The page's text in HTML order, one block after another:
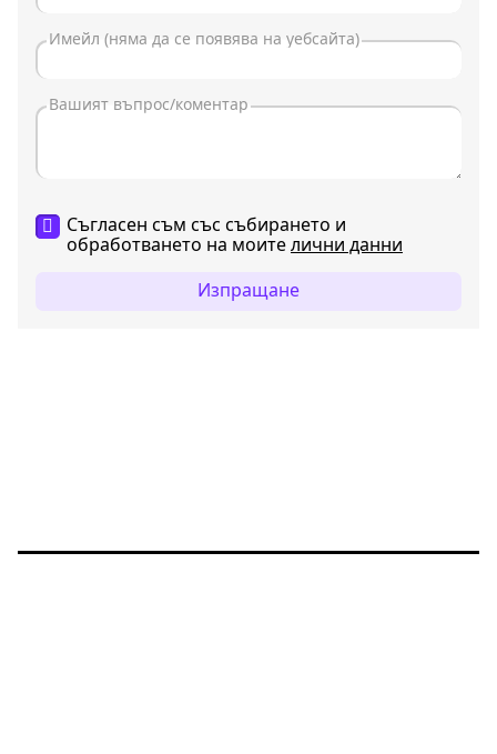
Съгласен съм със събирането и
обработването на моителични данни
Изпращане